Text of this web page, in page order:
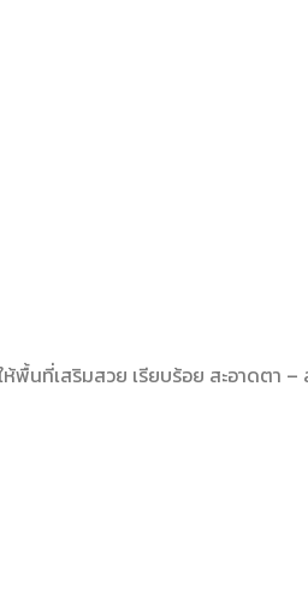
พื้นที่เสริมสวย เรียบร้อย สะอาดตา –